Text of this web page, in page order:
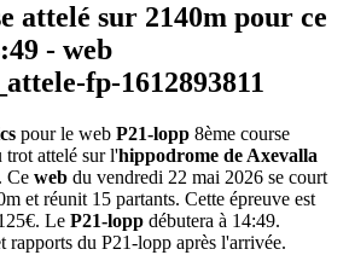
attelé sur 2140m pour ce
- web
pour le web P21-lopp 8ème course
attelé sur l'hippodrome de Axevalla
Ce web du vendredi 22 mai 2026 se court
et réunit 15 partants. Cette épreuve est
Le P21-lopp débutera à 14:49.
rapports du P21-lopp après l'arrivée.